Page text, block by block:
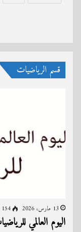
قسم الرياضيات
13 مارس، 2026
154
اليوم العالمي